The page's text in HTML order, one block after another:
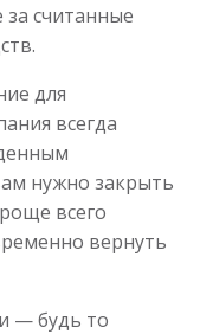
считанные
для
всегда
нужно закрыть
всего
вернуть
— будь то